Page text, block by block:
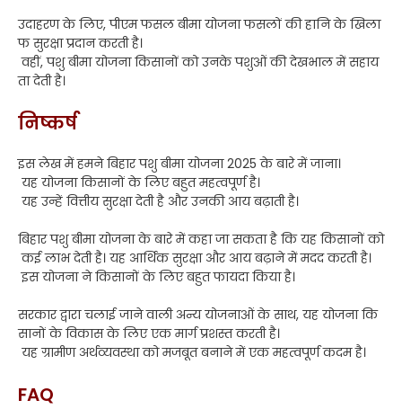
उदाहरण के लिए, पीएम फसल बीमा योजना फसलों की हानि के खिला
फ सुरक्षा प्रदान करती है।
वहीं, पशु बीमा योजना किसानों को उनके पशुओं की देखभाल में सहाय
ता देती है।
निष्कर्ष
इस लेख में हमने बिहार पशु बीमा योजना 2025 के बारे में जाना।
यह योजना किसानों के लिए बहुत महत्वपूर्ण है।
यह उन्हें वित्तीय सुरक्षा देती है और उनकी आय बढ़ाती है।
बिहार पशु बीमा योजना के बारे में कहा जा सकता है कि यह किसानों को
कई लाभ देती है। यह आर्थिक सुरक्षा और आय बढ़ाने में मदद करती है।
इस योजना ने किसानों के लिए बहुत फायदा किया है।
सरकार द्वारा चलाई जाने वाली अन्य योजनाओं के साथ, यह योजना कि
सानों के विकास के लिए एक मार्ग प्रशस्त करती है।
यह ग्रामीण अर्थव्यवस्था को मजबूत बनाने में एक महत्वपूर्ण कदम है।
FAQ